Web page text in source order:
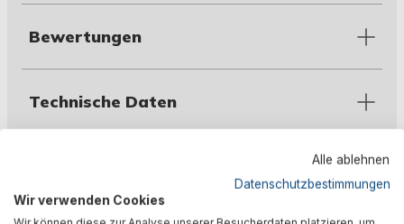
Bewertungen
Technische Daten
Alle ablehnen
Datenschutzbestimmungen
Wir verwenden Cookies